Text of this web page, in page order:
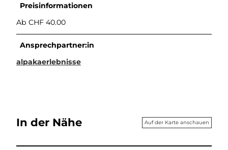
Preisinformationen
Ab CHF 40.00
Ansprechpartner:in
alpakaerlebnisse
In der Nähe Auf der Karte anschauen